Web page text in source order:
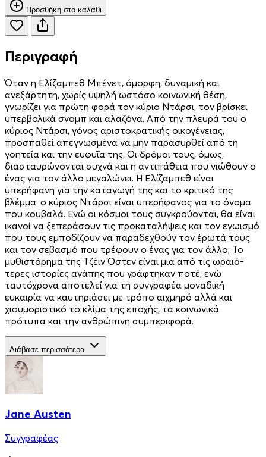
Προσθήκη στο καλάθι
Περιγραφή
Όταν η Ελίζαμπεθ Μπένετ, όμορφη, δυναμική και
ανεξάρτητη, χωρίς υψηλή ωστόσο κοινωνική θέση,
γνωρίζει για πρώτη φορά τον κύριο Ντάρσι, τον βρίσκει
υπερβολικά σνομπ και αλαζόνα. Από την πλευρά του ο
κύριος Ντάρσι, γόνος αριστοκρατικής οικογένειας,
προσπαθεί απεγνωσμένα να μην παρασυρθεί από τη
γοητεία και την ευφυΐα της. Οι δρόμοι τους, όμως,
διασταυρώνονται συχνά και η αντιπάθεια που νιώθουν ο
ένας για τον άλλο μεγαλώνει. Η Ελίζαμπεθ είναι
υπερήφανη για την καταγωγή της και το κριτικό της
βλέμμα· ο κύριος Ντάρσι είναι υπερήφανος για το όνομα
που κουβαλά. Ενώ οι κόσμοι τους συγκρούο­νται, θα είναι
ικανοί να ξεπεράσουν τις προκαταλήψεις και τον εγωισμό
που τους εμποδίζουν να παραδεχθούν τον έρωτά τους
και τον σεβασμό που τρέφουν ο ένας για τον άλλο; Το
μυθιστόρημα της Τζέιν Όστεν είναι μια από τις ωραιό­
τερες ιστορίες αγάπης που γράφτηκαν ποτέ, ενώ
ταυτόχρονα αποτελεί για τη συγγραφέα μοναδική
ευκαιρία να καυτηριάσει με τρόπο αιχμηρό αλλά και
χιουμοριστικό το κλίμα της εποχής, τα κοινωνικά
πρότυπα και την ανθρώπινη συμπεριφορά.
Διάβασε περισσότερα
Jane Austen
Συγγραφέας